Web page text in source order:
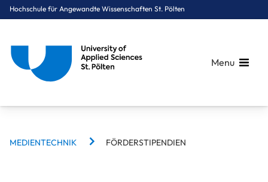
Hochschule für Angewandte Wissenschaften St. Pölten
Menu
You are here:
BREADCRUMBS
MEDIENTECHNIK FÖRDERSTIPENDIEN